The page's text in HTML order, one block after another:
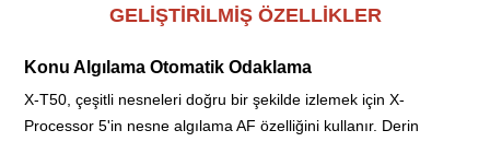
GELİŞTİRİLMİŞ ÖZELLİKLER
Konu Algılama Otomatik Odaklama
X-T50, çeşitli nesneleri doğru bir şekilde izlemek için X-
Processor 5'in nesne algılama AF özelliğini kullanır. Derin